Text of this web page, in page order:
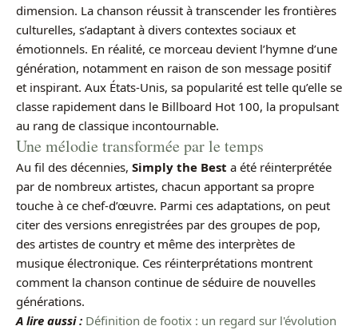
dimension. La chanson réussit à transcender les frontières
culturelles, s’adaptant à divers contextes sociaux et
émotionnels. En réalité, ce morceau devient l’hymne d’une
génération, notamment en raison de son message positif
et inspirant. Aux États-Unis, sa popularité est telle qu’elle se
classe rapidement dans le Billboard Hot 100, la propulsant
au rang de classique incontournable.
Une mélodie transformée par le temps
Au fil des décennies, Simply the Best a été réinterprétée
par de nombreux artistes, chacun apportant sa propre
touche à ce chef-d’œuvre. Parmi ces adaptations, on peut
citer des versions enregistrées par des groupes de pop,
des artistes de country et même des interprètes de
musique électronique. Ces réinterprétations montrent
comment la chanson continue de séduire de nouvelles
générations.
A lire aussi : Définition de footix : un regard sur l'évolution